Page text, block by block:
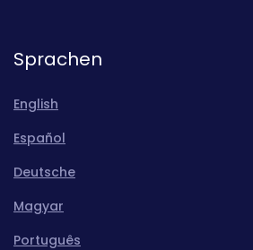
Sprachen
English
Español
Deutsche
Magyar
Português